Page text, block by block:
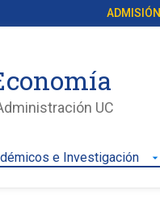
ADMISIÓN
UC
e Investigación arrow_drop_down